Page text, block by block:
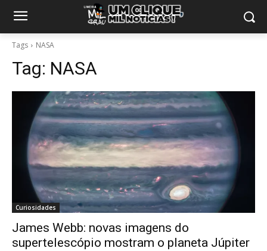
Tags NASA
Tag: NASA
Curiosidades
James Webb: novas imagens do
supertelescópio mostram o planeta Júpiter